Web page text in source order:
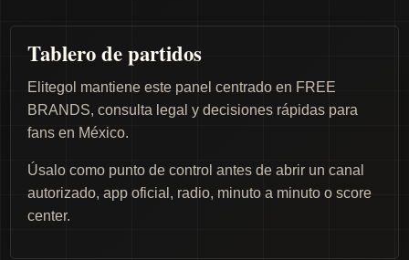
Tablero de partidos
Elitegol mantiene este panel centrado en FREE
BRANDS, consulta legal y decisiones rápidas para
fans en México.
Úsalo como punto de control antes de abrir un canal
autorizado, app oficial, radio, minuto a minuto o score
center.